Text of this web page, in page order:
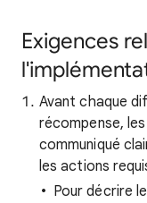
Exigences
Avant chaque
récompense,
communiqué
les actions
Pour décrire